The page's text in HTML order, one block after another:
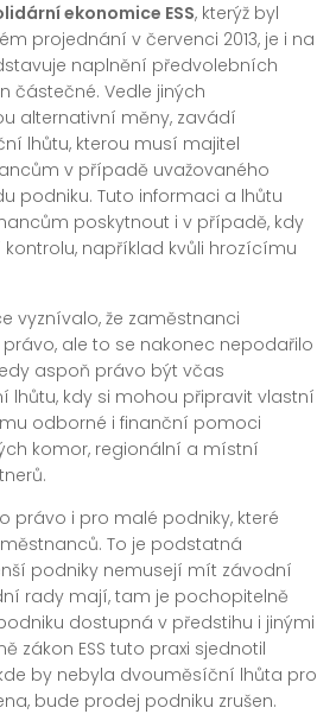
ekonomice ESS, kterýž byl
projednání v červenci 2013, je i na
naplnění předvolebních
částečné. Vedle jiných
alternativní měny, zavádí
lhůtu, kterou musí majitel
v případě uvažovaného
podniku. Tuto informaci a lhůtu
poskytnout i v případě, kdy
například kvůli hrozícímu
vyznívalo, že zaměstnanci
ale to se nakonec nepodařilo
aspoň právo být včas
lhůtu, kdy si mohou připravit vlastní
odborné i finanční pomoci
komor, regionální a místní
právo i pro malé podniky, které
To je podstatná
podniky nemusejí mít závodní
rady mají, tam je pochopitelně
dostupná v předstihu i jinými
zákon ESS tuto praxi sjednotil
by nebyla dvouměsíční lhůta pro
bude prodej podniku zrušen.